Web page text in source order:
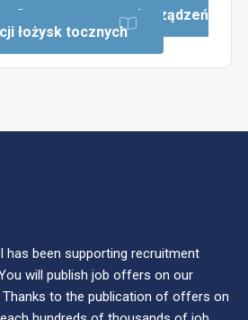
Operator maszyn i urządzeń
łożysk tocznych
has been supporting recruitment
will publish job offers on our
to the publication of offers on